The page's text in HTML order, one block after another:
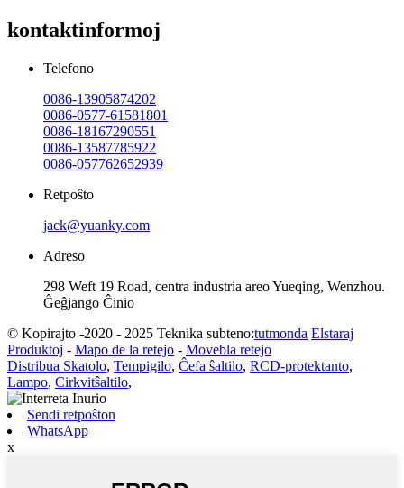
kontaktinformoj
Telefono
0086-13905874202
0086-0577-61581801
0086-18167290551
0086-13587785922
0086-057762652939
Retpoŝto
jack@yuanky.com
Adreso
298 Weft 19 Road, centra industria areo Yueqing, Wenzhou.
Ĝeĝjango Ĉinio
© Kopirajto -2020 - 2025 Teknika subteno:tutmonda Elstaraj
Produktoj - Mapo de la retejo - Movebla retejo
Distribua Skatolo, Tempigilo, Ĉefa ŝaltilo, RCD-protektanto,
Lampo, Cirkvitŝaltilo,
Sendi retpoŝton
WhatsApp
x